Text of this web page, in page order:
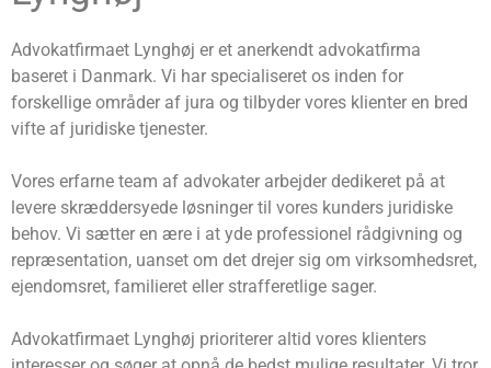
Advokatfirmaet Lynghøj er et anerkendt advokatfirma
baseret i Danmark. Vi har specialiseret os inden for
forskellige områder af jura og tilbyder vores klienter en bred
vifte af juridiske tjenester.
Vores erfarne team af advokater arbejder dedikeret på at
levere skræddersyede løsninger til vores kunders juridiske
behov. Vi sætter en ære i at yde professionel rådgivning og
repræsentation, uanset om det drejer sig om virksomhedsret,
ejendomsret, familieret eller strafferetlige sager.
Advokatfirmaet Lynghøj prioriterer altid vores klienters